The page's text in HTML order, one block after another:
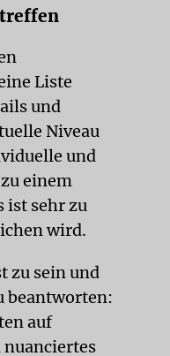
Liste
und
Niveau
und
einem
ist sehr zu
wird.
zu sein und
beantworten:
auf
nuanciertes